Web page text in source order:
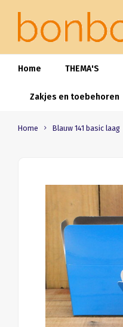
Home THEMA'S
Zakjes en toebehoren
Home Blauw 141 basic laag